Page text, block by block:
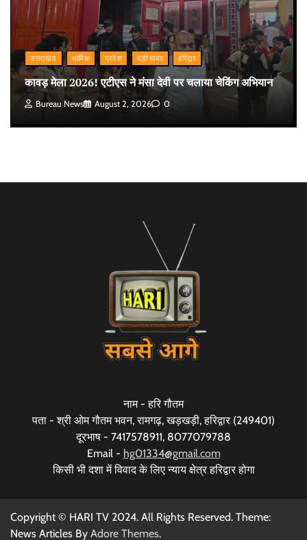
उत्तराखंड धार्मिक प्रदेश बड़ी खबर हरिद्वार
कावड़ मेला 2026! एटीएस ने मंसा देवी पर चलाया चेकिंग अभियान
Bureau News August 2, 2026 0
नाम - हरि गौतम
पता - श्री ओम गौतम भवन, रामगढ़, खड़खड़ी, हरिद्वार (249401)
दूरभाष - 7417578911, 8077079788
Email - hg01334@gmail.com
किसी भी दशा में विवाद के लिए न्याय क्षेत्र हरिद्वार होगा
Copyright © HARI TV 2024. All Rights Reserved. Theme:
News Articles By Adore Themes.